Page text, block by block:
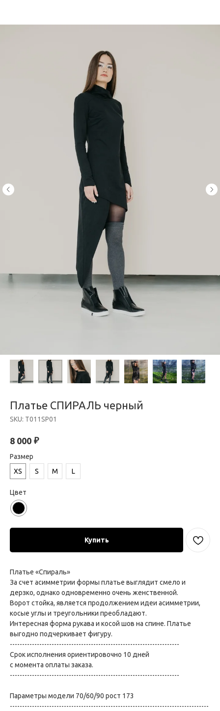
Платье СПИРАЛЬ черный
SKU: T011SP01
8 000 ₽
Размер
XS
S M L
Цвет
Купить
Платье «Спираль»
За счет асимметрии формы платье выглядит смело и
дерзко, однако одновременно очень женственной.
Ворот стойка, является продолжением идеи асимметрии,
косые углы и треугольники преобладают.
Интересная форма рукава и косой шов на спине. Платье
выгодно подчеркивает фигуру.
---------------------------------------------------------------------
Срок исполнения ориентировочно 10 дней
с момента оплаты заказа.
---------------------------------------------------------------------
Параметры модели 70/60/90 рост 173
---------------------------------------------------------------------------------